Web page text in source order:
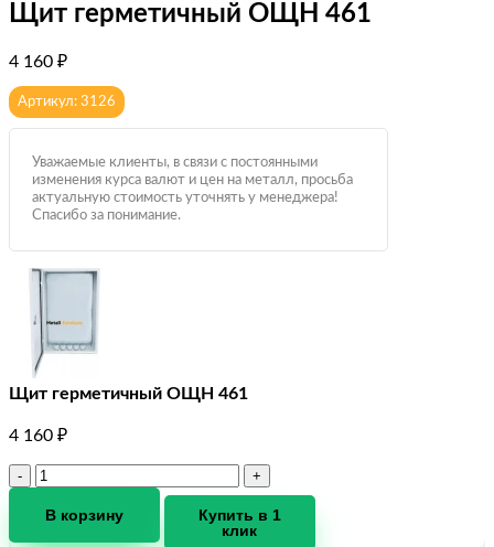
Щит герметичный ОЩН 461
4 160 ₽
Артикул: 3126
Уважаемые клиенты, в связи с постоянными
изменения курса валют и цен на металл, просьба
актуальную стоимость уточнять у менеджера!
Спасибо за понимание.
Щит герметичный ОЩН 461
4 160 ₽
Количество
Щит
В корзину
Купить в 1
клик